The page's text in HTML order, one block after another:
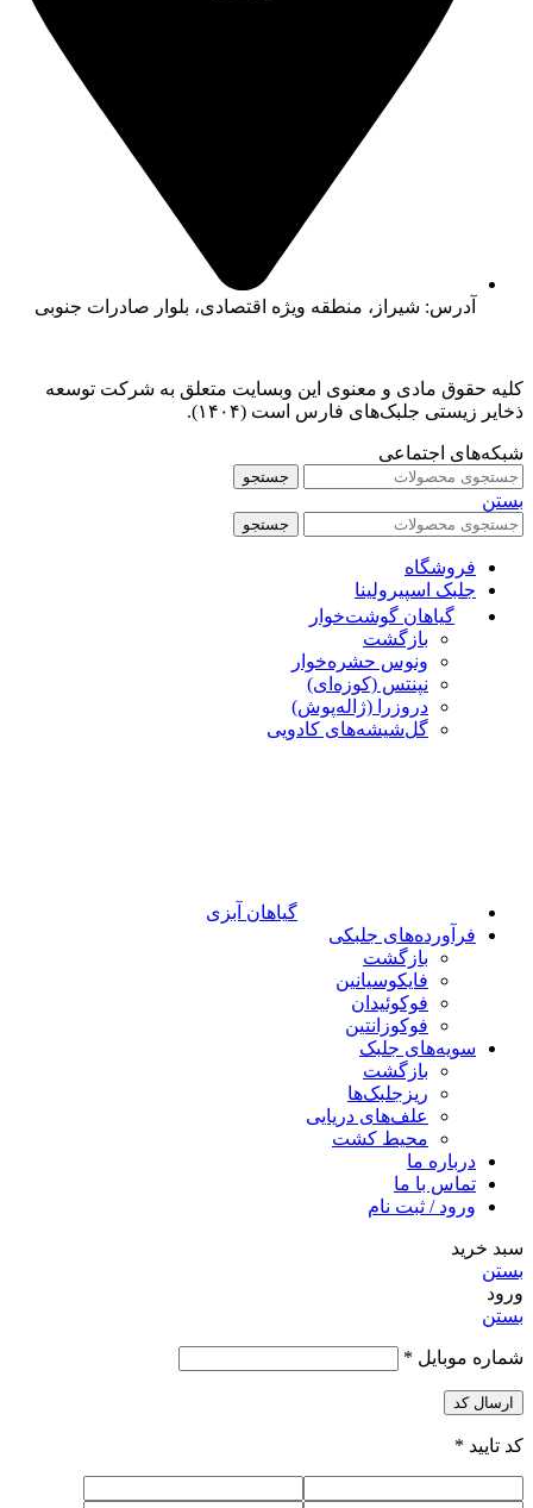
آدرس: شیراز، منطقه ویژه اقتصادی، بلوار صادرات جنوبی
کلیه حقوق مادی و معنوی این وبسایت متعلق به شرکت توسعه
ذخایر زیستی جلبک‌های فارس است (۱۴۰۴).
شبکه‌های اجتماعی
جستجو
بستن
جستجو
فروشگاه
جلبک اسپیرولینا
گیاهان گوشت‌خوار
بازگشت
ونوس حشره‌خوار
نپنتس (کوزه‌ای)
دروزرا (ژاله‌پوش)
گل‌شیشه‌های کادویی
گیاهان آبزی
فرآورده‌های جلبکی
بازگشت
فایکوسیانین
فوکوئیدان
فوکوزانتین
سویه‌های جلبک
بازگشت
ریزجلبک‌ها
علف‌های دریایی
محیط کشت
درباره ما
تماس با ما
ورود / ثبت نام
سبد خرید
بستن
ورود
بستن
شماره موبایل *
ارسال کد
کد تایید *